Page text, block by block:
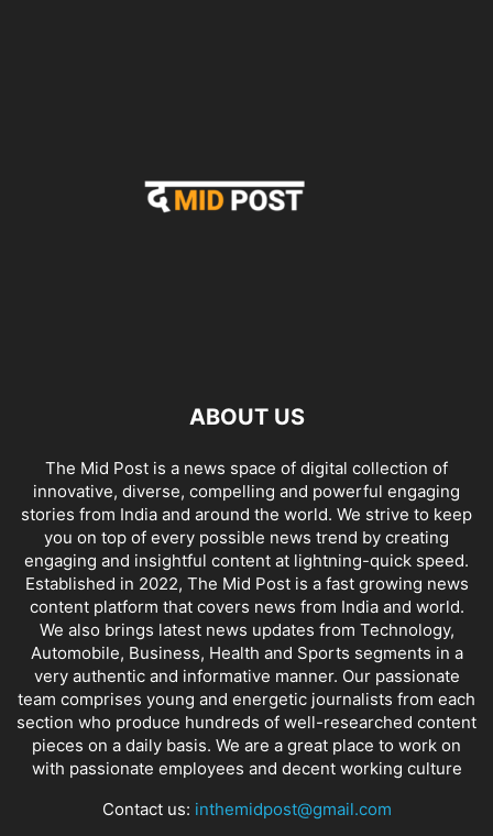
ABOUT US
The Mid Post is a news space of digital collection of
innovative, diverse, compelling and powerful engaging
stories from India and around the world. We strive to keep
you on top of every possible news trend by creating
engaging and insightful content at lightning-quick speed.
Established in 2022, The Mid Post is a fast growing news
content platform that covers news from India and world.
We also brings latest news updates from Technology,
Automobile, Business, Health and Sports segments in a
very authentic and informative manner. Our passionate
team comprises young and energetic journalists from each
section who produce hundreds of well-researched content
pieces on a daily basis. We are a great place to work on
with passionate employees and decent working culture
Contact us: inthemidpost@gmail.com